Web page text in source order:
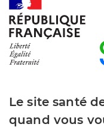
Le site santé
quand vous